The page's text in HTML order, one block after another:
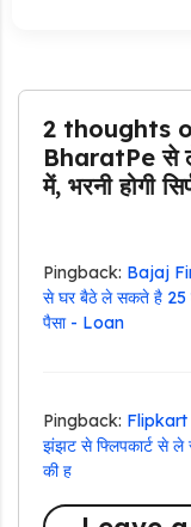
2 thoughts
BharatPe से
में, भरनी होगी
Pingback: Bajaj
से घर बैठे ले सकते है 25
पैसा - Loan
Pingback: Flipkart
झंझट से फ्लिपकार्ट से ले
की ह